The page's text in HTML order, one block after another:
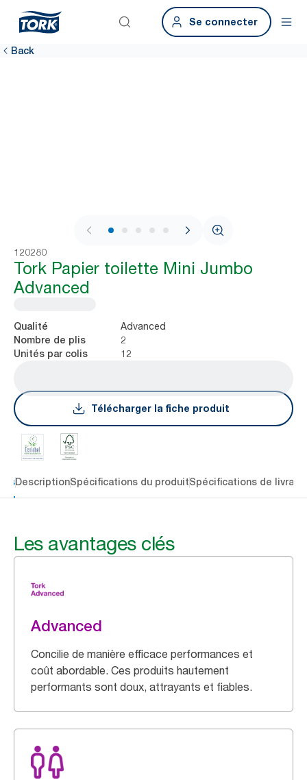
Se connecter
Back
1 / 6
120280
Tork Papier toilette Mini Jumbo
Advanced
Qualité Advanced
Nombre de plis 2
Unités par colis 12
Télécharger la fiche produit
DescriptionSpécifications du produitSpécifications de
Les avantages clés
Advanced
Concilie de manière efficace performances et
coût abordable. Ces produits hautement
performants sont doux, attrayants et fiables.